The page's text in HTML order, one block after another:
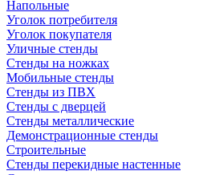
Напольные
Уголок потребителя
Уголок покупателя
Уличные стенды
Стенды на ножках
Мобильные стенды
Стенды из ПВХ
Стенды с дверцей
Стенды металлические
Демонстрационные стенды
Строительные
Стенды перекидные настенные